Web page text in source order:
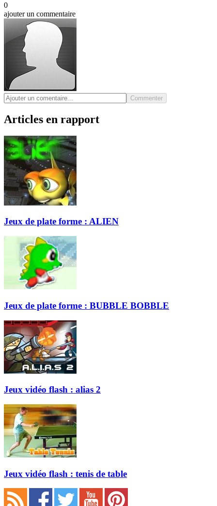
0
ajouter un commentaire
Commenter
Articles en rapport
Jeux de plate forme : ALIEN
Jeux de plate forme : BUBBLE BOBBLE
Jeux vidéo flash : alias 2
Jeux vidéo flash : tenis de table